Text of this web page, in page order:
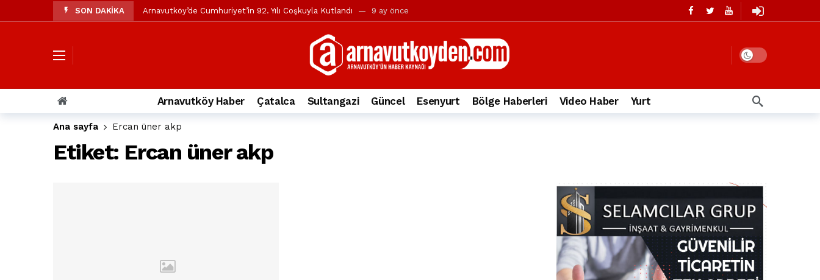
SON DAKİKA Arnavutköy’de Cumhuriyet’in 92. Yılı Coşkuyla Kutlandı 9 ay önce
Özgür Özel’den Arnavutköy Belediyesi’ne ve Mustafa Candaroğlu’na yönelik suçlamalar 10 ay önce
Arnavutköy’ün nüfusu 2024 yılında 344.868’e ulaştı 1 yıl önce
Arnavutköy Taşoluk’ta seyir halindeki otomobil alev alev yandı. 2 yıl önce
Arnavutköy İmrahor Mahallesi sakinleri protesto gösterisi düzenledi 2 yıl önce
Arnavutköy’de 29 Ekim Cumhuriyet Bayramı kutlamaları coşkuyla gerçekleşti
Toprak kaydı: 3 hafriyat kamyonu birbirlerinin üzerine devrildi
İstanbul Havalimanı yolundaki kazada, taksideki yolcu öldü
Arnavutköy Haber Çatalca Sultangazi Güncel Esenyurt Bölge Haberleri Video Haber Yurt
Ana sayfa Ercan üner akp
Etiket: Ercan üner akp